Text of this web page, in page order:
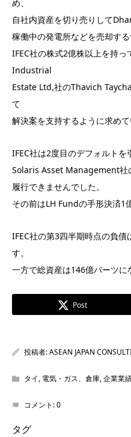
め、
自社内資産を切り売りして
稼働中の発電所などを売却する
IFEC社の株式2億株以上を持
Industrial
Estate Ltd,社のThavich
て
解決案を支持するように求めて
IFEC社は2度目のデフォルトを
Solaris Asset Management社
履行できませんでした。
その前はLH Fundの手形決済1
IFEC社の第3四半期時点の負
す。
一方で総資産は146億バーツに
Post
投稿者:ASEAN JAPAN
タイ, 電気・ガス、倉庫,企業業
コメント:0
タグ